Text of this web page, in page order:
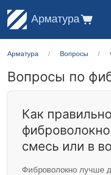
Арматура
Арматура Вопросы
Вопросы по
Как
смесь или в
Фиброволокно лучше